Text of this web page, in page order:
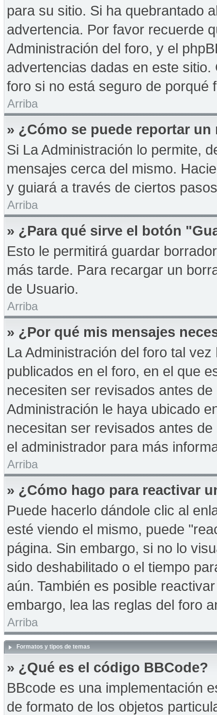
para su sitio. Si ha quebrantado
advertencia. Por favor recuerde
Administración del foro, y el
advertencias dadas en este
foro si no está seguro de porqué
Arriba
» ¿Cómo se puede reportar
Si La Administración lo permite,
mensajes cerca del mismo.
y guiará a través de ciertos
Arriba
» ¿Para qué sirve el botón
Esto le permitirá guardar
más tarde. Para recargar un
de Usuario.
Arriba
» ¿Por qué mis mensajes
La Administración del foro tal
publicados en el foro, en el que
necesiten ser revisados antes
Administración le haya ubicado
necesitan ser revisados antes
el administrador para más
Arriba
» ¿Cómo hago para reactivar
Puede hacerlo dándole clic al
esté viendo el mismo, puede
página. Sin embargo, si no lo
sido deshabilitado o el tiempo
aún. También es posible
embargo, lea las reglas del foro
Arriba
Formatos y tipos de temas
» ¿Qué es el código BBCode?
BBcode es una implementación
de formato de los objetos